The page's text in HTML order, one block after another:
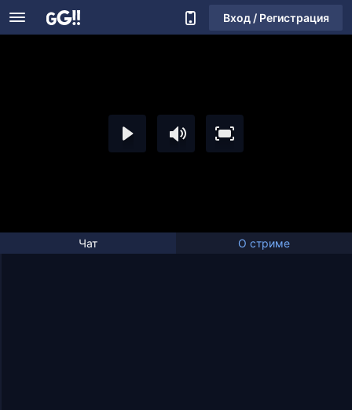
Вход / Регистрация
Чат О стриме